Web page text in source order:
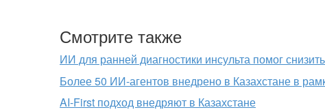
Смотрите также
ИИ для ранней диагностики инсульта помог
Более 50 ИИ-агентов внедрено в Казахстане в
AI-First подход внедряют в Казахстане